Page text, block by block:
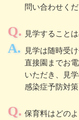
問い合わせくだ
見学すること
見学は随時受
直接園までお
いただき、見
感染症予防対
保育料はどの